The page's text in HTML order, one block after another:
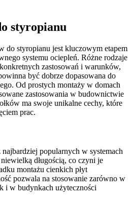
styropianu
do styropianu jest kluczowym etapem
systemu ociepleń. Różne rodzaje
zastosowań i warunków,
być dobrze dopasowana do
Od prostych montaży w domach
zastosowania w budownictwie
ma swoje unikalne cechy, które
prac.
najbardziej popularnych w systemach
długością, co czyni je
montażu cienkich płyt
pozwala na stosowanie zarówno w
i w budynkach użyteczności